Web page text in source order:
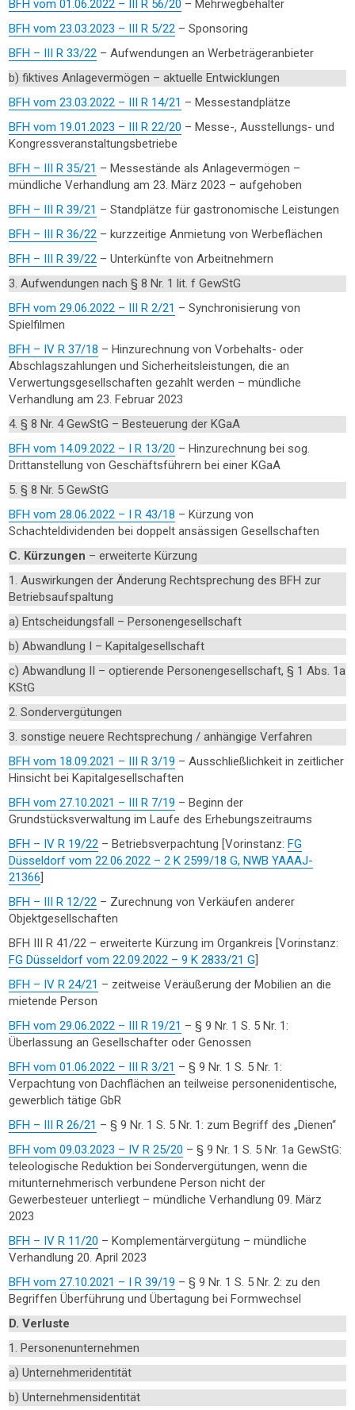
BFH vom 01.06.2022 – III R 56/20 – Mehrwegbehälter
BFH vom 23.03.2023 – III R 5/22 – Sponsoring
BFH – III R 33/22 – Aufwendungen an Werbeträgeranbieter
b) fiktives Anlagevermögen – aktuelle Entwicklungen
BFH vom 23.03.2022 – III R 14/21 – Messestandplätze
BFH vom 19.01.2023 – III R 22/20 – Messe-, Ausstellungs- und
Kongressveranstaltungsbetriebe
BFH – III R 35/21 – Messestände als Anlagevermögen –
mündliche Verhandlung am 23. März 2023 – aufgehoben
BFH – III R 39/21 – Standplätze für gastronomische Leistungen
BFH – III R 36/22 – kurzzeitige Anmietung von Werbeflächen
BFH – III R 39/22 – Unterkünfte von Arbeitnehmern
3. Aufwendungen nach § 8 Nr. 1 lit. f GewStG
BFH vom 29.06.2022 – III R 2/21 – Synchronisierung von
Spielfilmen
BFH – IV R 37/18 – Hinzurechnung von Vorbehalts- oder
Abschlagszahlungen und Sicherheitsleistungen, die an
Verwertungsgesellschaften gezahlt werden – mündliche
Verhandlung am 23. Februar 2023
4. § 8 Nr. 4 GewStG – Besteuerung der KGaA
BFH vom 14.09.2022 – I R 13/20 – Hinzurechnung bei sog.
Drittanstellung von Geschäftsführern bei einer KGaA
5. § 8 Nr. 5 GewStG
BFH vom 28.06.2022 – I R 43/18 – Kürzung von
Schachteldividenden bei doppelt ansässigen Gesellschaften
C. Kürzungen – erweiterte Kürzung
1. Auswirkungen der Änderung Rechtsprechung des BFH zur
Betriebsaufspaltung
a) Entscheidungsfall – Personengesellschaft
b) Abwandlung I – Kapitalgesellschaft
c) Abwandlung II – optierende Personengesellschaft, § 1 Abs. 1a
KStG
2. Sondervergütungen
3. sonstige neuere Rechtsprechung / anhängige Verfahren
BFH vom 18.09.2021 – III R 3/19 – Ausschließlichkeit in zeitlicher
Hinsicht bei Kapitalgesellschaften
BFH vom 27.10.2021 – III R 7/19 – Beginn der
Grundstücksverwaltung im Laufe des Erhebungszeitraums
BFH – IV R 19/22 – Betriebsverpachtung [Vorinstanz:FG
Düsseldorf vom 22.06.2022 – 2 K 2599/18 G, NWB YAAAJ-
21366]
BFH – III R 12/22 – Zurechnung von Verkäufen anderer
Objektgesellschaften
BFH III R 41/22 – erweiterte Kürzung im Organkreis [Vorinstanz:
FG Düsseldorf vom 22.09.2022 – 9 K 2833/21 G]
BFH – IV R 24/21 – zeitweise Veräußerung der Mobilien an die
mietende Person
BFH vom 29.06.2022 – III R 19/21 – § 9 Nr. 1 S. 5 Nr. 1:
Überlassung an Gesellschafter oder Genossen
BFH vom 01.06.2022 – III R 3/21 – § 9 Nr. 1 S. 5 Nr. 1:
Verpachtung von Dachflächen an teilweise personenidentische,
gewerblich tätige GbR
BFH – III R 26/21 – § 9 Nr. 1 S. 5 Nr. 1: zum Begriff des „Dienen“
BFH vom 09.03.2023 – IV R 25/20 – § 9 Nr. 1 S. 5 Nr. 1a GewStG:
teleologische Reduktion bei Sondervergütungen, wenn die
mitunternehmerisch verbundene Person nicht der
Gewerbesteuer unterliegt – mündliche Verhandlung 09. März
2023
BFH – IV R 11/20 – Komplementärvergütung – mündliche
Verhandlung 20. April 2023
BFH vom 27.10.2021 – I R 39/19 – § 9 Nr. 1 S. 5 Nr. 2: zu den
Begriffen Überführung und Übertagung bei Formwechsel
D. Verluste
1. Personenunternehmen
a) Unternehmeridentität
b) Unternehmensidentität